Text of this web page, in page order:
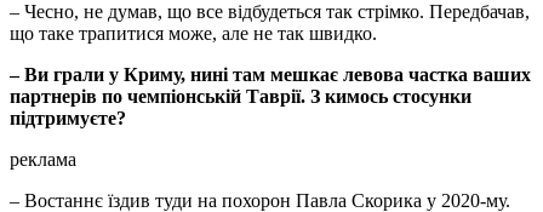
– Чесно, не думав, що все відбудеться так стрімко. Передбачав,
що таке трапитися може, але не так швидко.
– Ви грали у Криму, нині там мешкає левова частка ваших
партнерів по чемпіонській Таврії. З кимось стосунки
підтримуєте?
реклама
– Востаннє їздив туди на похорон Павла Скорика у 2020-му.